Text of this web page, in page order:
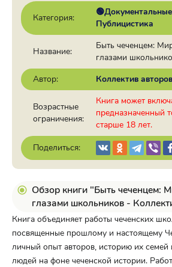
Категория:
Публицистика
Название:
Быть чеченцем:
глазами
Автор:
Коллектив авторов
Возрастные
ограничения:
Книга может
предназначенный
старше 18 лет.
Поделиться:
Обзор книги "Быть чеченцем:
глазами школьников -
Книга объединяет работы чеченских
посвященные прошлому и настоящему
личный опыт авторов, историю их
людей на фоне чеченской истории.